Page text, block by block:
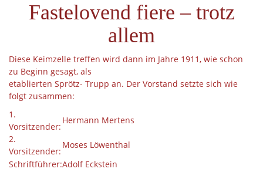
Fastelovend fiere – trotz
allem
Diese Keimzelle treffen wird dann im Jahre 1911, wie schon
zu Beginn gesagt, als
etablierten Sprötz- Trupp an. Der Vorstand setzte sich wie
folgt zusammen:
1.
Vorsitzender:
Hermann Mertens
2.
Vorsitzender:
Moses Löwenthal
Schriftführer:Adolf Eckstein